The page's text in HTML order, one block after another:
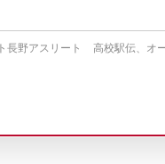
長野アスリート
高校駅伝、オ